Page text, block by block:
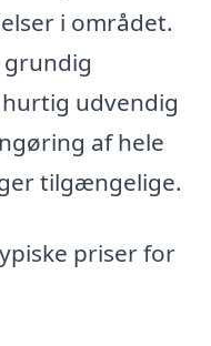
i området.
grundig
udvendig
af hele
tilgængelige.
priser for